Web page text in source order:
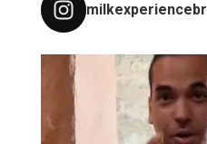
milkexperiencebr